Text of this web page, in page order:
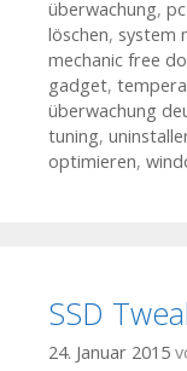
überwachung,
löschen, system
mechanic free
gadget,
überwachung
tuning,
optimieren,
SSD
24. Januar 2015